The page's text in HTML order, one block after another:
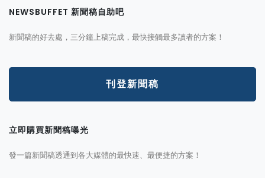
NEWSBUFFET 新聞稿自助吧
新聞稿的好去處，三分鐘上稿完成，最快接觸最多讀者的方案！
刊登新聞稿
立即購買新聞稿曝光
發一篇新聞稿透通到各大媒體的最快速、最便捷的方案！